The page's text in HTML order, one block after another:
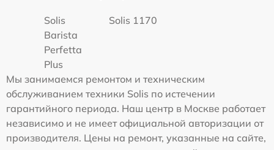
Solis
Barista
Perfetta
Plus
Solis 1170
Мы занимаемся ремонтом и техническим
обслуживанием техники Solis по истечении
гарантийного периода. Наш центр в Москве работает
независимо и не имеет официальной авторизации от
производителя. Цены на ремонт, указанные на сайте,